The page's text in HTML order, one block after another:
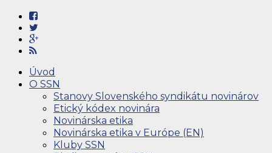
Úvod
O SSN
Stanovy Slovenského syndikátu novinárov
Etický kódex novinára
Novinárska etika
Novinárska etika v Európe (EN)
Kluby SSN